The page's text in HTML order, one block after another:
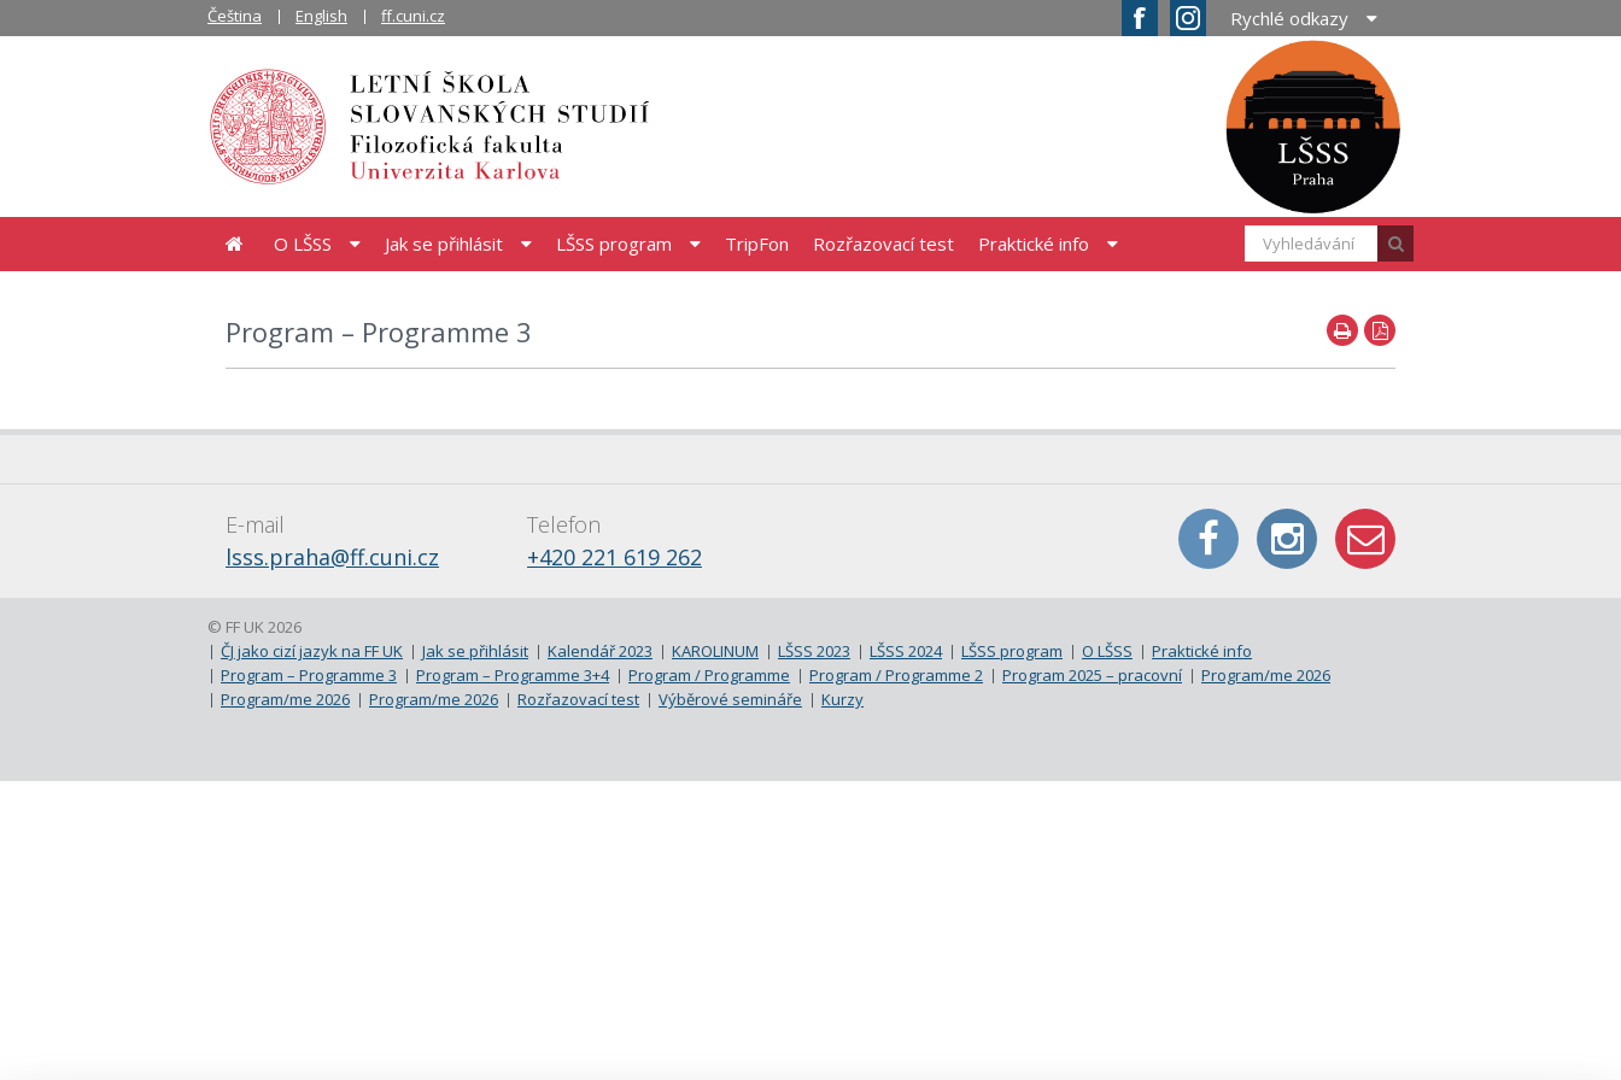
Program – Programme 3
O LŠSS Jak se přihlásit LŠSS program TripFon Rozřazovací test Praktické info
Čeština English ff.cuni.cz Rychlé odkazy
E-mail
lsss.praha@ff.cuni.cz
Telefon
+420 221 619 262
© FF UK 2026
ČJ jako cizí jazyk na FF UK
Jak se přihlásit Kalendář 2023 KAROLINUM LŠSS 2023 LŠSS 2024 LŠSS program O LŠSS
Praktické info
Program – Programme 3
Program – Programme 3+4 Program / Programme Program / Programme 2 Program 2025 – pracovní
Program/me 2026
Program/me 2026
Program/me 2026 Rozřazovací test Výběrové semináře Kurzy